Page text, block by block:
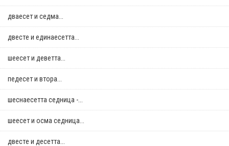
дваесет и седма...
двестe и единаесетта...
шеесет и деветта...
педесет и втора...
шеснаесетта седница -...
шеесет и осма седница...
двестe и десетта...